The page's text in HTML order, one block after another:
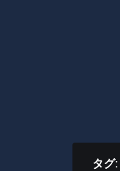
タグ: